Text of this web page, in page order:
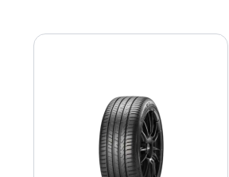
PZ4(*)
(KS)